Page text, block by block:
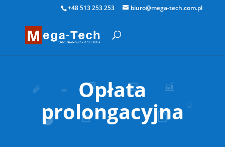
+48 513 253 253 biuro@mega-tech.com.pl
Opłata
prolongacyjna